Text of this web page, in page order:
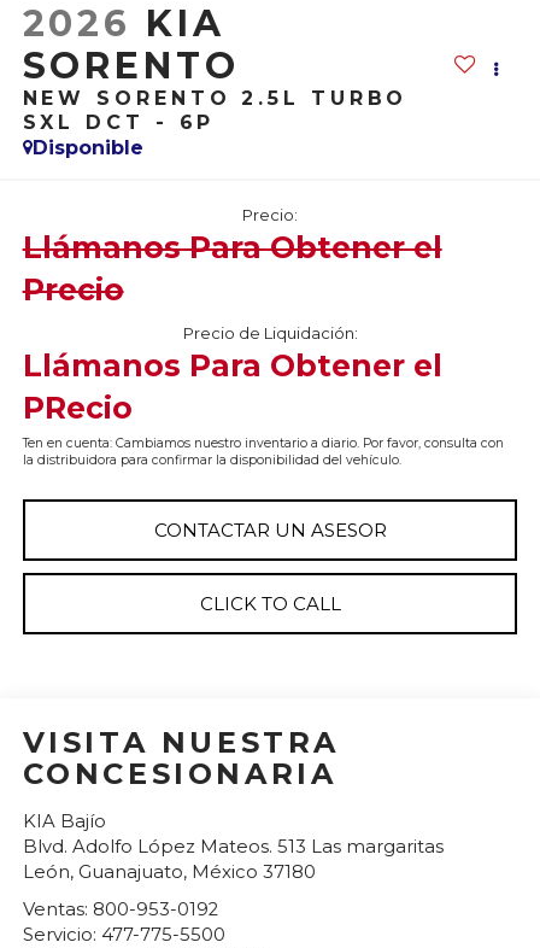
2026 KIA
SORENTO
NEW SORENTO 2.5L TURBO
SXL DCT - 6P
Disponible
Precio:
Llámanos Para Obtener el
Precio
Precio de Liquidación:
Llámanos Para Obtener el
PRecio
Ten en cuenta: Cambiamos nuestro inventario a diario. Por favor, consulta con
la distribuidora para confirmar la disponibilidad del vehículo.
CONTACTAR UN ASESOR
CLICK TO CALL
VISITA NUESTRA
CONCESIONARIA
KIA Bajío
Blvd. Adolfo López Mateos. 513 Las margaritas
León, Guanajuato, México 37180
Ventas: 800-953-0192
Servicio: 477-775-5500